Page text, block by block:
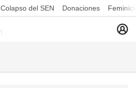
Colapso del SEN Donaciones